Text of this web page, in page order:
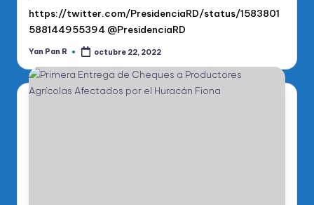
https://twitter.com/PresidenciaRD/status/1583801
588144955394 @PresidenciaRD
Publicado
Yan Pan R octubre 22, 2022